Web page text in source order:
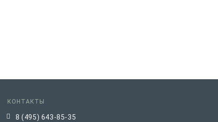
КОНТАКТЫ
8 (495) 643-85-35